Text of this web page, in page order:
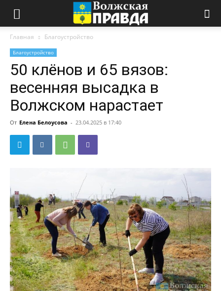
Главная Благоустройство
Благоустройство
50 клёнов и 65 вязов:
весенняя высадка в
Волжском нарастает
От Елена Белоусова - 23.04.2025 в 17:40